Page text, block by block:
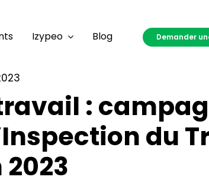
Izypeo Blog Demander
:
du